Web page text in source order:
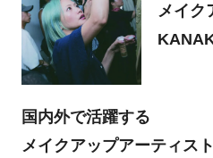
メイク
国内外で活躍する
メイクアップアーティスト